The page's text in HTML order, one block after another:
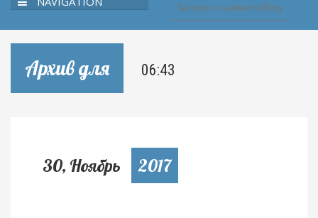
Архив для 06:43
30, Ноябрь 2017